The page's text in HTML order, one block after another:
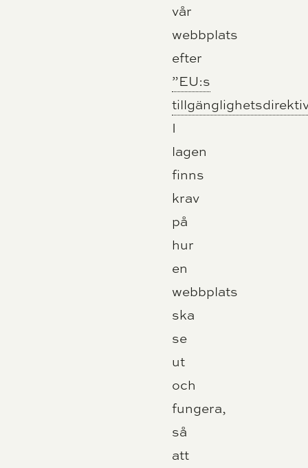
vår
webbplats
efter
”EU:s
I
lagen
finns
krav
på
hur
en
webbplats
ska
se
ut
och
fungera,
så
att